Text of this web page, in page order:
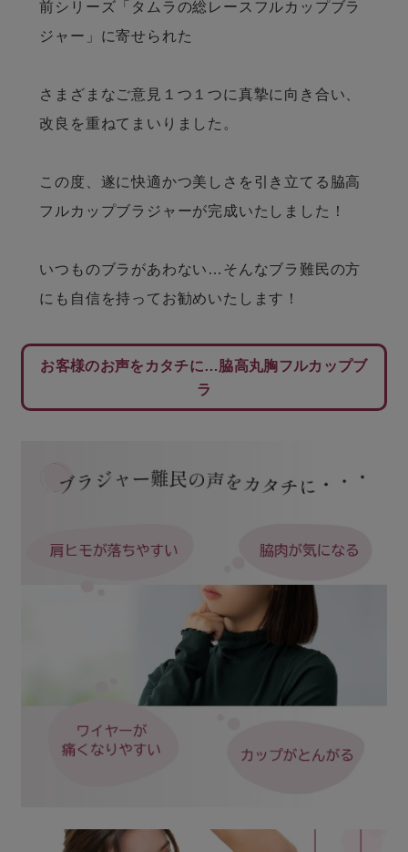
前シリーズ「タムラの総レースフルカップブラ
ジャー」に寄せられた
さまざまなご意見１つ１つに真摯に向き合い、
改良を重ねてまいりました。
この度、遂に快適かつ美しさを引き立てる脇高
フルカップブラジャーが完成いたしました！
いつものブラがあわない…そんなブラ難民の方
にも自信を持ってお勧めいたします！
お客様のお声をカタチに…脇高丸胸フルカップブ
ラ